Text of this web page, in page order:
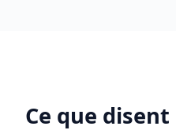
Ce que disent